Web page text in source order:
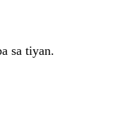
sa tiyan.